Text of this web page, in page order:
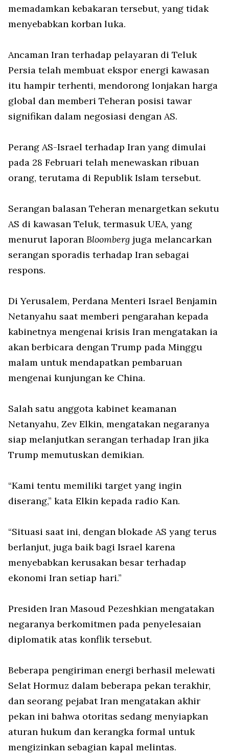
memadamkan kebakaran tersebut, yang tidak
menyebabkan korban luka.
Ancaman Iran terhadap pelayaran di Teluk
Persia telah membuat ekspor energi kawasan
itu hampir terhenti, mendorong lonjakan harga
global dan memberi Teheran posisi tawar
signifikan dalam negosiasi dengan AS.
Perang AS-Israel terhadap Iran yang dimulai
pada 28 Februari telah menewaskan ribuan
orang, terutama di Republik Islam tersebut.
Serangan balasan Teheran menargetkan sekutu
AS di kawasan Teluk, termasuk UEA, yang
menurut laporan Bloomberg juga melancarkan
serangan sporadis terhadap Iran sebagai
respons.
Di Yerusalem, Perdana Menteri Israel Benjamin
Netanyahu saat memberi pengarahan kepada
kabinetnya mengenai krisis Iran mengatakan ia
akan berbicara dengan Trump pada Minggu
malam untuk mendapatkan pembaruan
mengenai kunjungan ke China.
Salah satu anggota kabinet keamanan
Netanyahu, Zev Elkin, mengatakan negaranya
siap melanjutkan serangan terhadap Iran jika
Trump memutuskan demikian.
“Kami tentu memiliki target yang ingin
diserang,” kata Elkin kepada radio Kan.
“Situasi saat ini, dengan blokade AS yang terus
berlanjut, juga baik bagi Israel karena
menyebabkan kerusakan besar terhadap
ekonomi Iran setiap hari.”
Presiden Iran Masoud Pezeshkian mengatakan
negaranya berkomitmen pada penyelesaian
diplomatik atas konflik tersebut.
Beberapa pengiriman energi berhasil melewati
Selat Hormuz dalam beberapa pekan terakhir,
dan seorang pejabat Iran mengatakan akhir
pekan ini bahwa otoritas sedang menyiapkan
aturan hukum dan kerangka formal untuk
mengizinkan sebagian kapal melintas.